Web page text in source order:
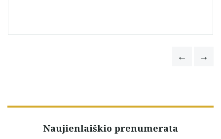
Naujienlaiškio prenumerata